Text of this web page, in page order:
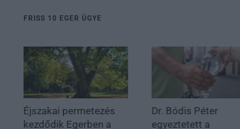
FRISS 10 EGER ÜGYE
Éjszakai permetezés
kezdődik Egerben a
Dr. Bódis Péter
egyeztetett a